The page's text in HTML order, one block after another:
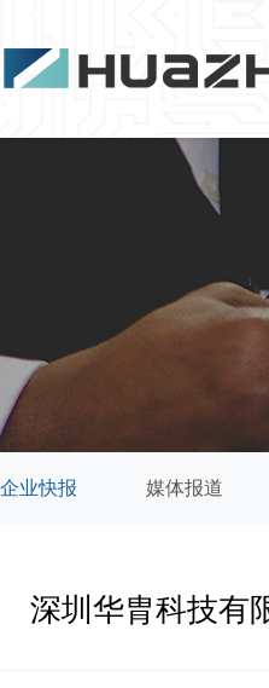
企业快报 媒体报道
深圳华胄科技有